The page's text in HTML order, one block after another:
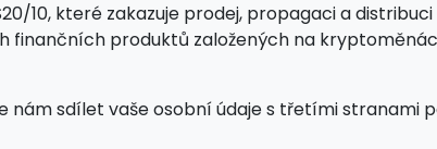
10, které zakazuje prodej, propagaci a
produktů založených na
nám sdílet vaše osobní údaje s třetími stranami